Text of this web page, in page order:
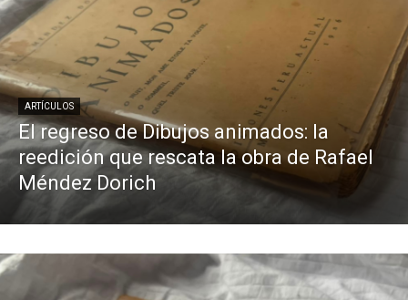
ARTÍCULOS
El regreso de Dibujos animados: la
reedición que rescata la obra de Rafael
Méndez Dorich